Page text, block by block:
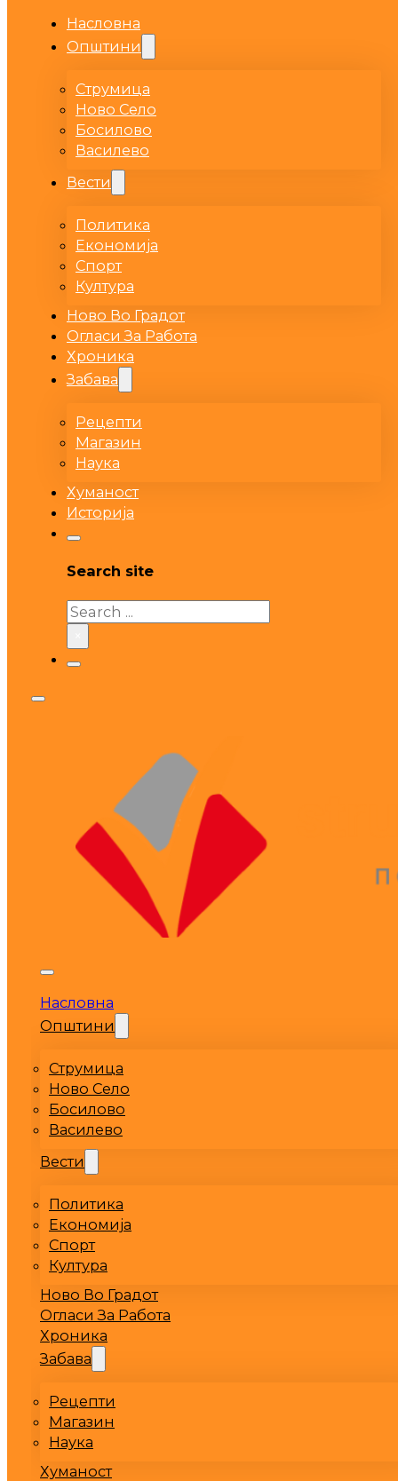
Насловна
Општини
Струмица
Ново Село
Босилово
Василево
Вести
Политика
Економија
Спорт
Култура
Ново Во Градот
Огласи За Работа
Хроника
Забава
Рецепти
Магазин
Наука
Хуманост
Историја
Search site
Search
Насловна
Општини
Струмица
Ново Село
Босилово
Василево
Вести
Политика
Економија
Спорт
Култура
Ново Во Градот
Огласи За Работа
Хроника
Забава
Рецепти
Магазин
Наука
Хуманост